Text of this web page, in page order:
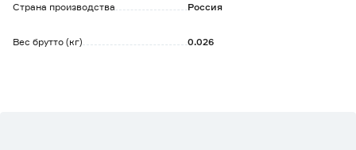
Страна производства
Россия
Вес брутто (кг) 0.026